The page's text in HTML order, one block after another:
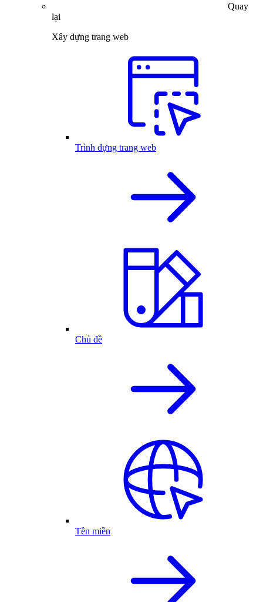
Quay
lại
Xây dựng trang web
Trình dựng trang web
Chủ đề
Tên miền